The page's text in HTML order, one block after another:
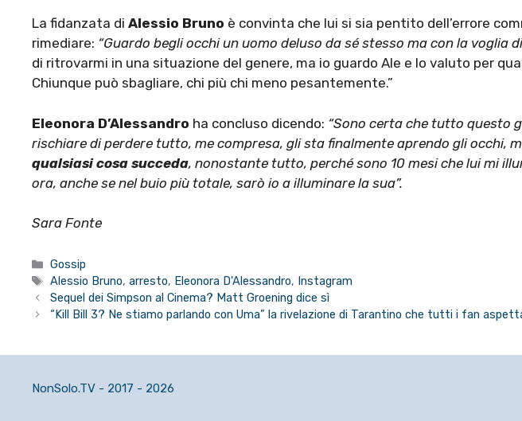
La fidanzata di Alessio Bruno è convinta che lui si sia pentito dell’errore
rimediare: “Guardo begli occhi un uomo deluso da sé stesso ma con la voglia
di ritrovarmi in una situazione del genere, ma io guardo Ale e lo valuto per
Chiunque può sbagliare, chi più chi meno pesantemente.”
Eleonora D’Alessandro ha concluso dicendo: “Sono certa che tutto questo
rischiare di perdere tutto, me compresa, gli sta finalmente aprendo gli occhi,
qualsiasi cosa succeda, nonostante tutto, perché sono 10 mesi che lui mi
ora, anche se nel buio più totale, sarò io a illuminare la sua”.
Sara Fonte
Categorie
Gossip
Tag
Alessio Bruno,arresto, Eleonora D'Alessandro, Instagram
Sequel dei Simpson al Cinema? Matt Groening dice sì
“Kill Bill 3? Ne stiamo parlando con Uma” la rivelazione di Tarantino che tutti i fan
NonSolo.TV - 2017 - 2026